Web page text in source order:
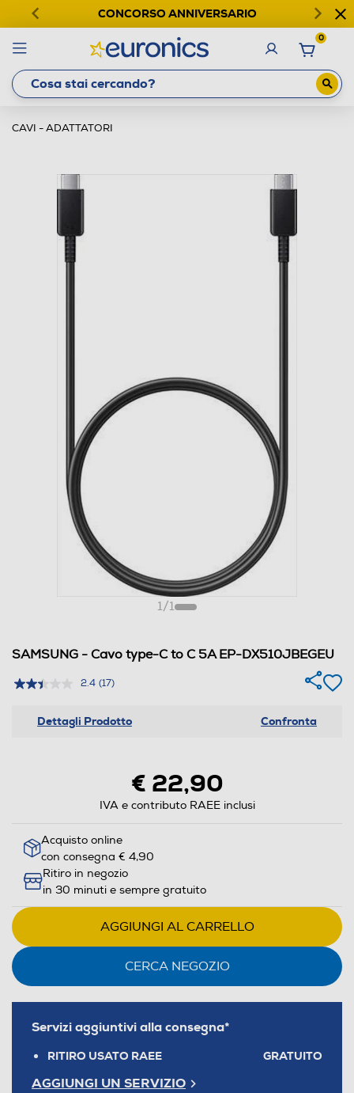
CONCORSO ANNIVERSARIO
0
CAVI - ADATTATORI
1/1
SAMSUNG - Cavo type-C to C 5A EP-DX510JBEGEU
2.4 (17)
Dettagli Prodotto Confronta
€ 22,90
IVA e contributo RAEE inclusi
Acquisto online
con consegna € 4,90
Ritiro in negozio
in 30 minuti e sempre gratuito
AGGIUNGI AL CARRELLO
CERCA NEGOZIO
Servizi aggiuntivi alla consegna*
RITIRO USATO RAEE GRATUITO
AGGIUNGI UN SERVIZIO